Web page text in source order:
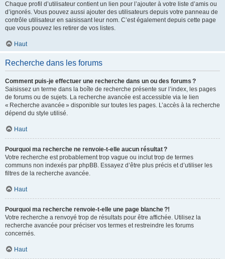
Chaque profil d’utilisateur contient un lien pour l’ajouter à votre liste d’amis ou
d’ignorés. Vous pouvez aussi ajouter des utilisateurs depuis votre panneau de
contrôle utilisateur en saisissant leur nom. C’est également depuis cette page
que vous pouvez les retirer de vos listes.
Haut
Recherche dans les forums
Comment puis-je effectuer une recherche dans un ou des forums ?
Saisissez un terme dans la boîte de recherche présente sur l’index, les pages
de forums ou de sujets. La recherche avancée est accessible via le lien
« Recherche avancée » disponible sur toutes les pages. L’accès à la recherche
dépend du style utilisé.
Haut
Pourquoi ma recherche ne renvoie-t-elle aucun résultat ?
Votre recherche est probablement trop vague ou inclut trop de termes
communs non indexés par phpBB. Essayez d’être plus précis et d’utiliser les
filtres de la recherche avancée.
Haut
Pourquoi ma recherche renvoie-t-elle une page blanche ?!
Votre recherche a renvoyé trop de résultats pour être affichée. Utilisez la
recherche avancée pour préciser vos termes et restreindre les forums
concernés.
Haut